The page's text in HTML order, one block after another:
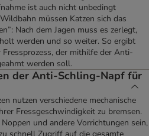
ist auch nicht unbedingt
müssen Katzen sich das
Nach dem Jagen muss es zerlegt,
werden und so weiter. So ergibt
der mithilfe der Anti-
werden soll.
der Anti-Schling-Napf für
nutzen verschiedene mechanische
Fressgeschwindigkeit zu bremsen.
und andere Vorrichtungen sein,